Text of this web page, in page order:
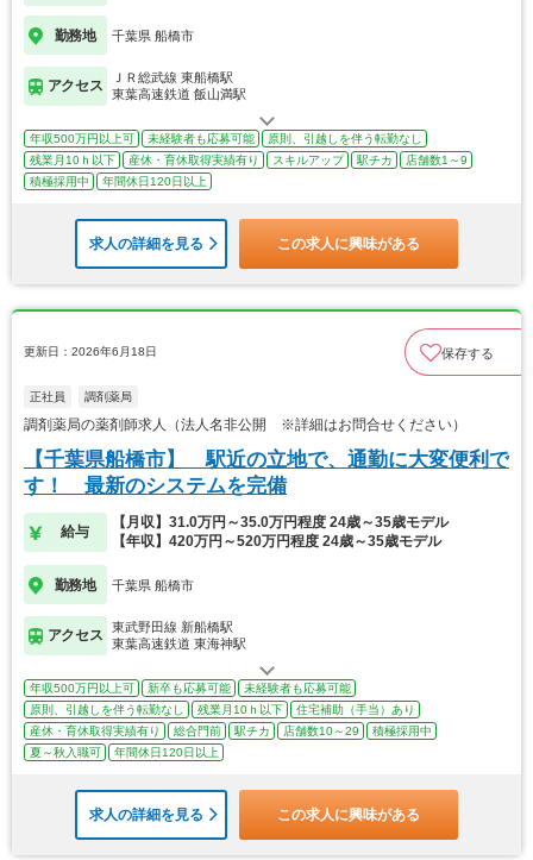
勤務地 千葉県 船橋市
アクセス
ＪＲ総武線 東船橋駅
東葉高速鉄道 飯山満駅
年収500万円以上可 未経験者も応募可能
原則、引越しを伴う転勤なし
残業月10ｈ以下
産休・育休取得実績有り スキルアップ 駅チカ
店舗数1～9
積極採用中
年間休日120日以上
求人の詳細を見る この求人に興味がある
更新日：2026年6月18日 保存する
正社員 調剤薬局
調剤薬局の薬剤師求人（法人名非公開 ※詳細はお問合せください）
【千葉県船橋市】 駅近の立地で、通勤に大変便利で
す！ 最新のシステムを完備
給与
【月収】31.0万円～35.0万円程度 24歳～35歳モデル
【年収】420万円～520万円程度 24歳～35歳モデル
勤務地 千葉県 船橋市
アクセス
東武野田線 新船橋駅
東葉高速鉄道 東海神駅
年収500万円以上可 新卒も応募可能
未経験者も応募可能
原則、引越しを伴う転勤なし
残業月10ｈ以下
住宅補助（手当）あり
産休・育休取得実績有り
総合門前 駅チカ 店舗数10～29
積極採用中
夏～秋入職可
年間休日120日以上
求人の詳細を見る この求人に興味がある